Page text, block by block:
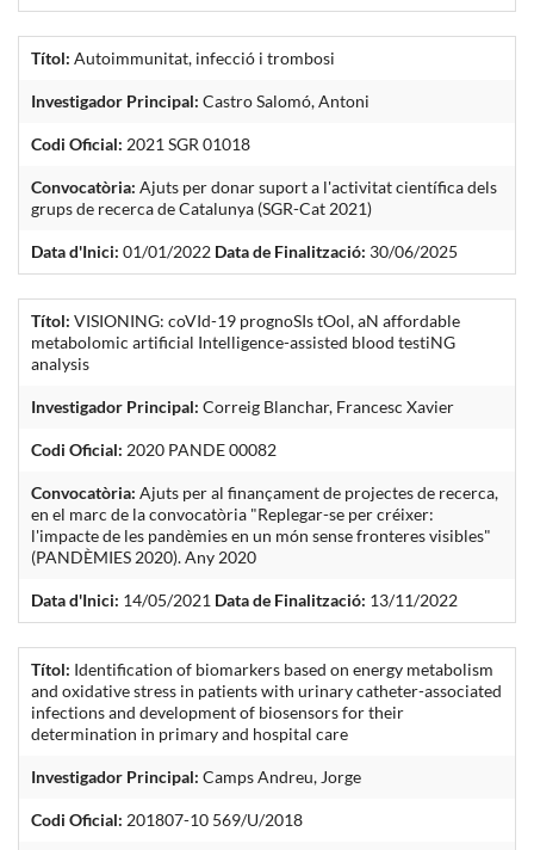
Títol: Autoimmunitat, infecció i trombosi
Investigador Principal: Castro Salomó, Antoni
Codi Oficial: 2021 SGR 01018
Convocatòria: Ajuts per donar suport a l'activitat científica dels
grups de recerca de Catalunya (SGR-Cat 2021)
Data d'Inici: 01/01/2022 Data de Finalització: 30/06/2025
Títol: VISIONING: coVId-19 prognoSIs tOol, aN affordable
metabolomic artificial Intelligence-assisted blood testiNG
analysis
Investigador Principal: Correig Blanchar, Francesc Xavier
Codi Oficial: 2020 PANDE 00082
Convocatòria: Ajuts per al finançament de projectes de recerca,
en el marc de la convocatòria "Replegar-se per créixer:
l'impacte de les pandèmies en un món sense fronteres visibles"
(PANDÈMIES 2020). Any 2020
Data d'Inici: 14/05/2021 Data de Finalització: 13/11/2022
Títol: Identification of biomarkers based on energy metabolism
and oxidative stress in patients with urinary catheter-associated
infections and development of biosensors for their
determination in primary and hospital care
Investigador Principal: Camps Andreu, Jorge
Codi Oficial: 201807-10 569/U/2018